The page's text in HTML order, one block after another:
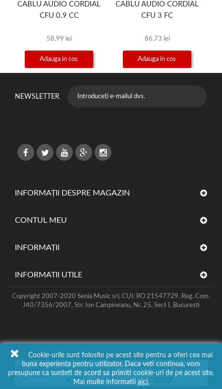
CABLU AUDIO CORDIAL
CFU 0.9 CC
58,99 lei
Adauga in cos
CABLU AUDIO CORDIAL
CFU 3 FC
86,73 lei
Adauga in cos
NEWSLETTER
INFORMAȚII DESPRE MAGAZIN
CONTUL MEU
INFORMAŢII
INFORMATII UTILE
Cookie-urile sunt folosite pe acest site pentru a oferi cea mai
buna experienta pentru utilizator. Daca veti continua, vom
presupune ca sunteti de acord sa primiti cookie-uri de pe acest site.
Mai multe informatii aici.
Copyright 2007-2020 Senia Music srl, CUI: RO 21547729, Reg. Com.
J40/7356/2007, Str. Ion Campineanu, Nr. 25, Sect I, Bucuresti